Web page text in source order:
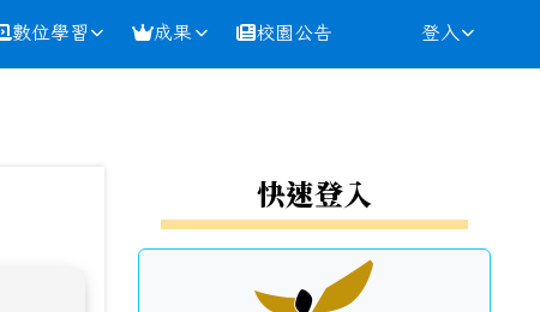
數位學習 成果 校園公告 登入
左邊區域內容
快速登入